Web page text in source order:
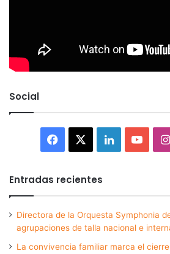
Social
Facebook LinkedIn
Entradas recientes
Directora de la Orquesta Symphonia
agrupaciones de talla nacional e
La convivencia familiar marca el